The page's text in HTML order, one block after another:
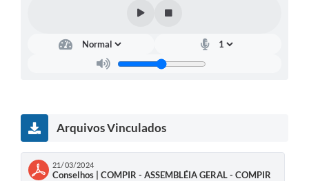
Arquivos Vinculados
21/03/2024
Conselhos | COMPIR - ASSEMBLÉIA GERAL - COMPIR